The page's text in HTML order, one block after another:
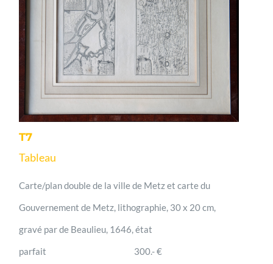
T7
Tableau
Carte/plan double de la ville de Metz et carte du
Gouvernement de Metz, lithographie, 30 x 20 cm,
gravé par de Beaulieu, 1646, état
parfait 300.- €